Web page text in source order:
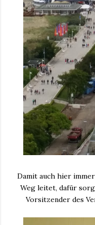
Damit auch hier
Weg leitet, dafür
Vorsitzender des